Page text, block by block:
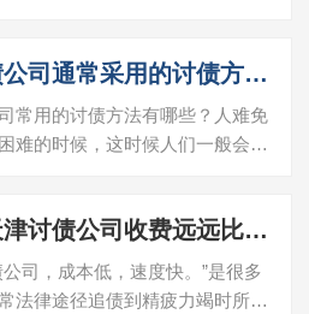
邯郸讨债公司通常采用的讨债方式有哪些？
常用的讨债方法有哪些？人难免
难的时候，这时候人们一般会向
非正规天津讨债公司收费远远比承诺的高
公司，成本低，速度快。”是很多
法律途径追债到精疲力竭时所一